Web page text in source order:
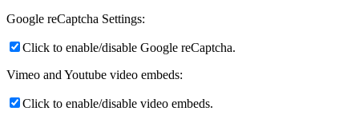
Google reCaptcha Settings:
Click to enable/disable Google reCaptcha.
Vimeo and Youtube video embeds:
Click to enable/disable video embeds.